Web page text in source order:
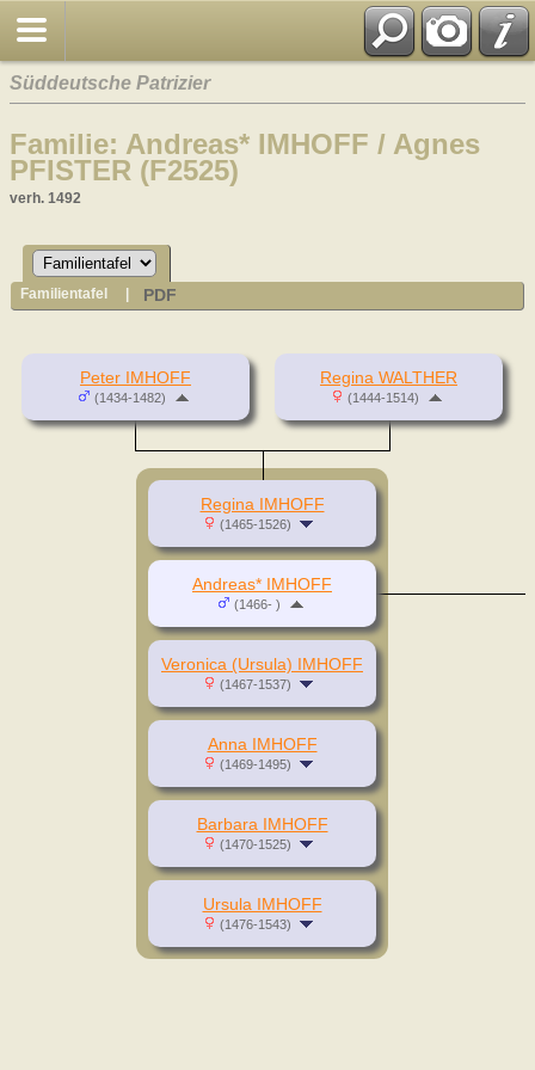
Süddeutsche Patrizier
Familie: Andreas* IMHOFF / Agnes
PFISTER (F2525)
verh. 1492
Familientafel PDF
Peter IMHOFF
(1434-1482)
Regina WALTHER
(1444-1514)
Regina IMHOFF
(1465-1526)
Veronica (Ursula) IMHOFF
(1467-1537)
Anna IMHOFF
(1469-1495)
Barbara IMHOFF
(1470-1525)
Ursula IMHOFF
(1476-1543)
Andreas* IMHOFF
(1466- )